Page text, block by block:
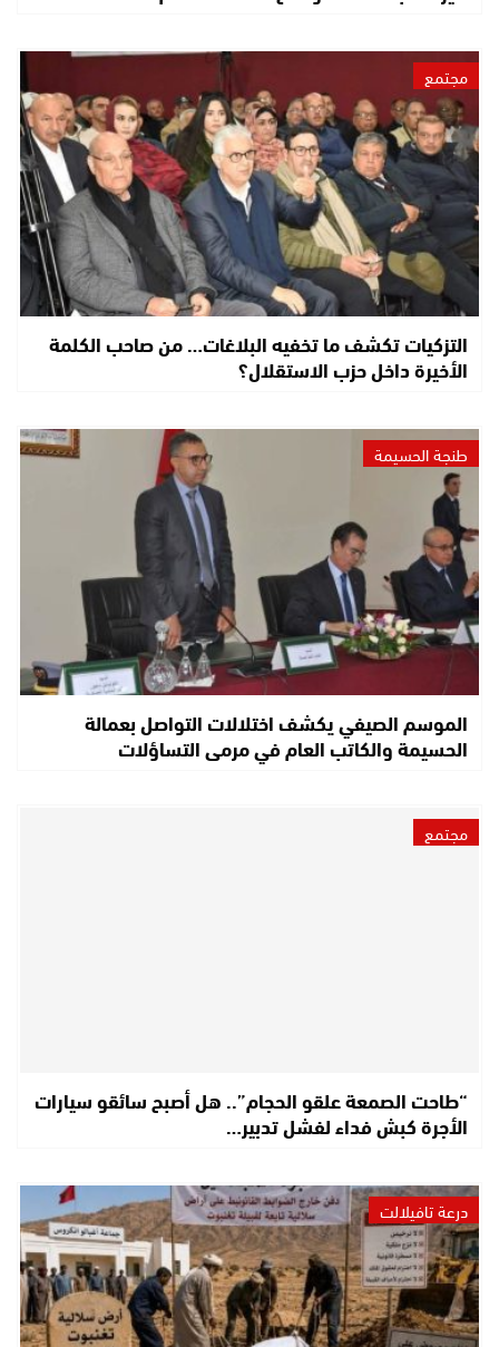
مجتمع
التزكيات تكشف ما تخفيه البلاغات… من صاحب الكلمة
الأخيرة داخل حزب الاستقلال؟
طنجة الحسيمة
الموسم الصيفي يكشف اختلالات التواصل بعمالة
الحسيمة والكاتب العام في مرمى التساؤلات
مجتمع
“طاحت الصمعة علقو الحجام”.. هل أصبح سائقو سيارات
الأجرة كبش فداء لفشل تدبير…
درعة تافيلالت